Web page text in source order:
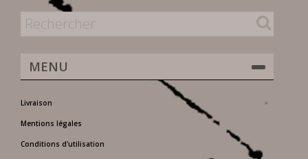
MENU
Livraison
Mentions légales
Conditions d'utilisation